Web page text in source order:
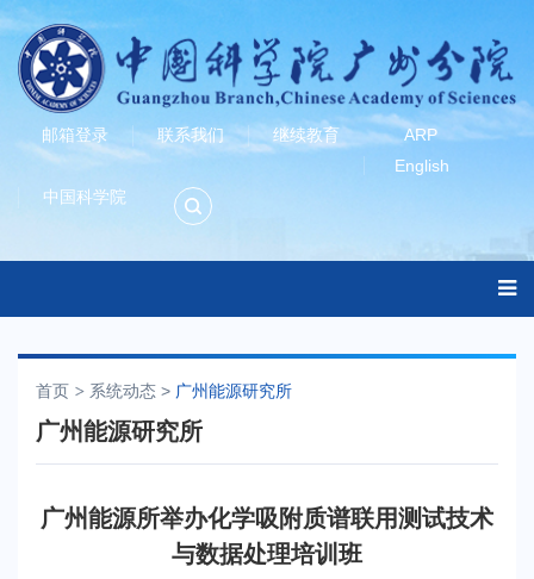
邮箱登录 联系我们 继续教育
ARP
English
中国科学院
首页 系统动态 > 广州能源研究所
广州能源研究所
广州能源所举办化学吸附质谱联用测试技术
与数据处理培训班